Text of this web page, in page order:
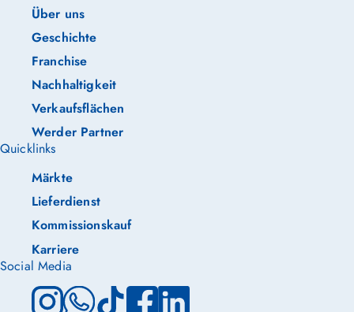
Über uns
Geschichte
Franchise
Nachhaltigkeit
Verkaufsflächen
Werder Partner
Quicklinks
Märkte
Lieferdienst
Kommissionskauf
Karriere
Social Media
InstagramWhatsApp
TikTokFacebook